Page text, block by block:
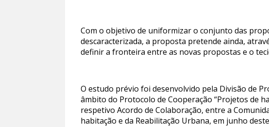
Com o objetivo de uniformizar o conjunto das
descaracterizada, a proposta pretende ainda,
definir a fronteira entre as novas propostas e o
O estudo prévio foi desenvolvido pela Divisão de
âmbito do Protocolo de Cooperação “Projetos de
respetivo Acordo de Colaboração, entre a
habitação e da Reabilitação Urbana, em junho